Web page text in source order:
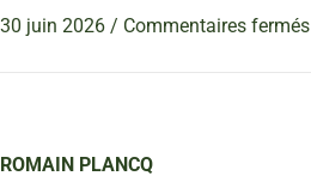
30 juin 2026 / Commentaires fermés
ROMAIN PLANCQ